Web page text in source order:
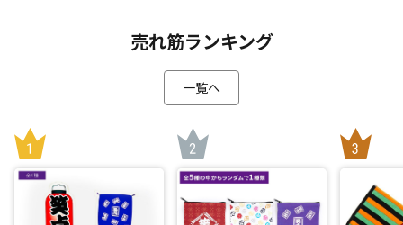
売れ筋ランキング
一覧へ